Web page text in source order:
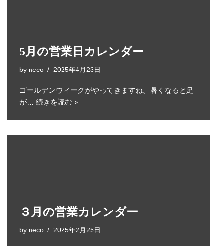
5月の営業日カレンダー
by neco 2025年4月23日
ゴールデンウィークがやってきますね。暑くなると足
が… 続きを読む »
３月の営業カレンダー
by neco 2025年2月25日